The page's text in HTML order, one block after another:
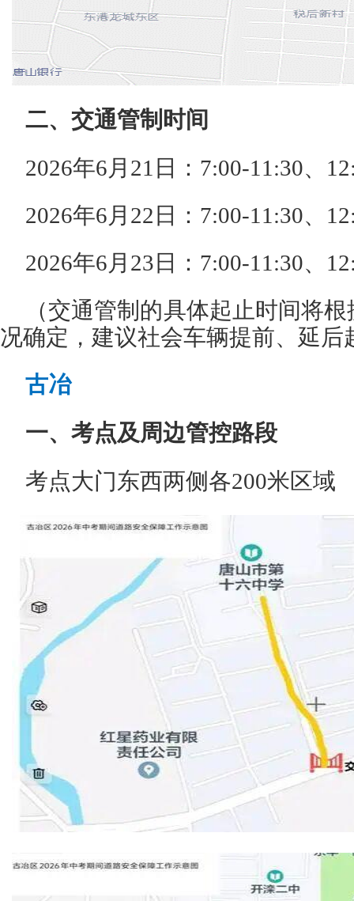
二、交通管制时间
2026年6月21日：7:00-11:30、
2026年6月22日：7:00-11:30、
2026年6月23日：7:00-11:30、
（交通管制的具体起止时间将
况确定，建议社会车辆提前、延后
古冶
一、考点及周边管控路段
考点大门东西两侧各200米区域